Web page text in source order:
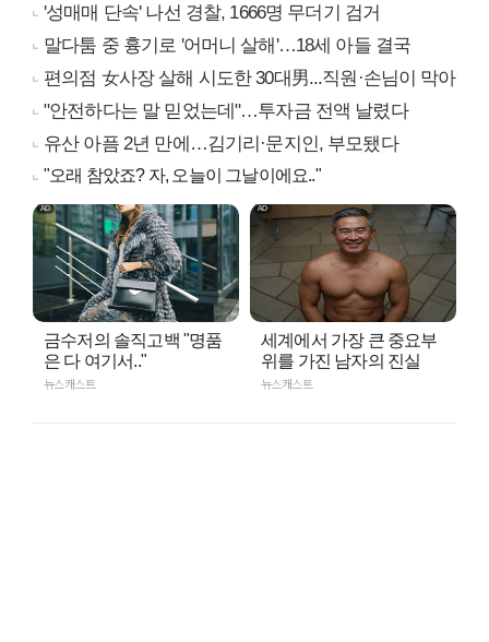
'성매매 단속' 나선 경찰, 1666명 무더기 검거
말다툼 중 흉기로 '어머니 살해'…18세 아들 결국
편의점 女사장 살해 시도한 30대男...직원·손님이 막아
"안전하다는 말 믿었는데"…투자금 전액 날렸다
유산 아픔 2년 만에…김기리·문지인, 부모됐다
"오래 참았죠? 자, 오늘이 그날이에요.."
금수저의 솔직고백 "명품
은 다 여기서.."
뉴스캐스트
세계에서 가장 큰 중요부
위를 가진 남자의 진실
뉴스캐스트